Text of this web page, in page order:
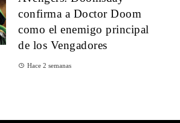
confirma a Doctor Doom
como el enemigo principal
de los Vengadores
Hace 2 semanas